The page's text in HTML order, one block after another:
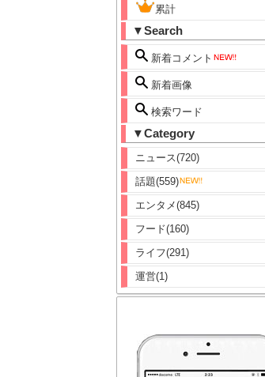
累計
▼Search
新着コメント
新着画像
検索ワード
▼Category
ニュース(720)
話題(559)
エンタメ(845)
フード(160)
ライフ(291)
運営(1)